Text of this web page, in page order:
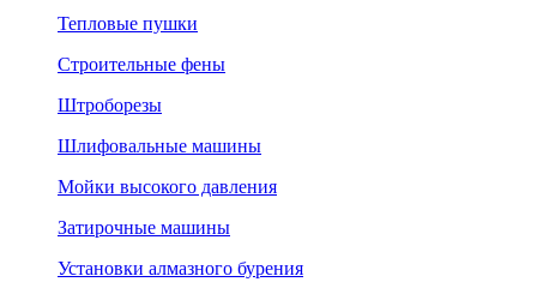
Тепловые пушки
Строительные фены
Штроборезы
Шлифовальные машины
Мойки высокого давления
Затирочные машины
Установки алмазного бурения